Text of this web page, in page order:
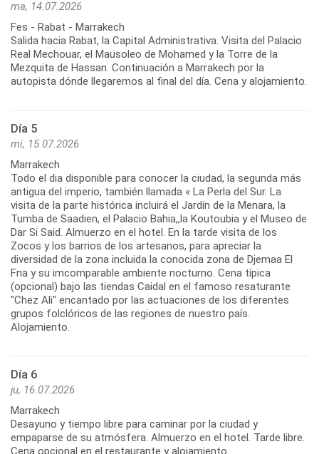
ma, 14.07.2026
Fes - Rabat - Marrakech
Salida hacia Rabat, la Capital Administrativa. Visita del Palacio
Real Mechouar, el Mausoleo de Mohamed y la Torre de la
Mezquita de Hassan. Continuación a Marrakech por la
autopista dónde llegaremos al final del día. Cena y alojamiento.
Día 5
mi, 15.07.2026
Marrakech
Todo el dia disponible para conocer la ciudad, la segunda más
antigua del imperio, también llamada « La Perla del Sur. La
visita de la parte histórica incluirá el Jardín de la Menara, la
Tumba de Saadien, el Palacio Bahia,,la Koutoubia y el Museo de
Dar Si Said. Almuerzo en el hotel. En la tarde visita de los
Zocos y los barrios de los artesanos, para apreciar la
diversidad de la zona incluida la conocida zona de Djemaa El
Fna y su imcomparable ambiente nocturno. Cena típica
(opcional) bajo las tiendas Caidal en el famoso resaturante
"Chez Ali" encantado por las actuaciones de los diferentes
grupos folclóricos de las regiones de nuestro país.
Alojamiento.
Día 6
ju, 16.07.2026
Marrakech
Desayuno y tiempo libre para caminar por la ciudad y
empaparse de su atmósfera. Almuerzo en el hotel. Tarde libre.
Cena opcional en el restaurante y alojamiento.